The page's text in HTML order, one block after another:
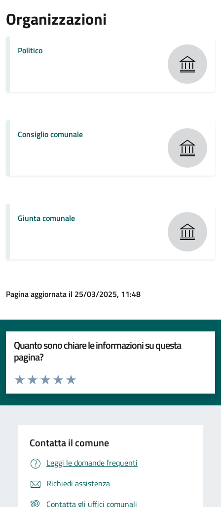
Organizzazioni
Politico
Consiglio comunale
Giunta comunale
Pagina aggiornata il 25/03/2025, 11:48
Quanto sono chiare le informazioni su questa
pagina?
Valuta da 1 a 5 stelle la pagina
Valuta 5 stelle su 5
Valuta 4 stelle su 5
Valuta 3 stelle su 5
Valuta 2 stelle su 5
Valuta 1 stelle su 5
Contatta il comune
Leggi le domande frequenti
Richiedi assistenza
Contatta gli uffici comunali